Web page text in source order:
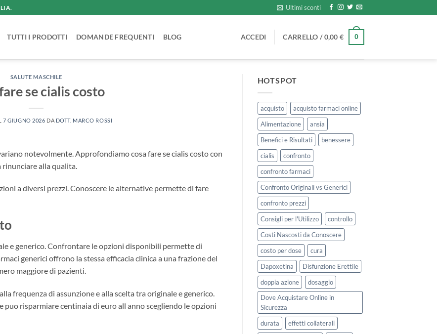
Ultimi sconti
TUTTI I PRODOTTI DOMANDE FREQUENTI BLOG ACCEDI CARRELLO /0,00€ 0
SALUTE MASCHILE
se cialis costo
7 GIUGNO 2026 DA DOTT. MARCO ROSSI
notevolmente. Approfondiamo cosa fare se cialis costo con
alla qualita.
a diversi prezzi. Conoscere le alternative permette di fare
e generico. Confrontare le opzioni disponibili permette di
generici offrono la stessa efficacia clinica a una frazione del
maggiore di pazienti.
frequenza di assunzione e alla scelta tra originale e generico.
puo risparmiare centinaia di euro all anno scegliendo le opzioni
HOTSPOT
acquisto
acquisto farmaci online
Alimentazione
ansia
Benefici e Risultati
benessere
cialis
confronto
confronto farmaci
Confronto Originali vs Generici
confronto prezzi
Consigli per l'Utilizzo
controllo
Costi Nascosti da Conoscere
costo per dose
cura
Dapoxetina
Disfunzione Erettile
doppia azione
dosaggio
Dove Acquistare Online in
Sicurezza
durata
effetti collaterali